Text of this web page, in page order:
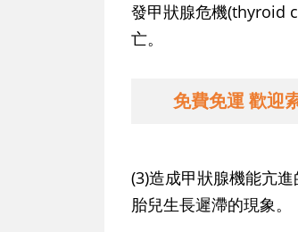
發甲狀腺危機(thyroid
亡。
免費免運 歡迎
(3)造成甲狀腺機能亢
胎兒生長遲滯的現象。